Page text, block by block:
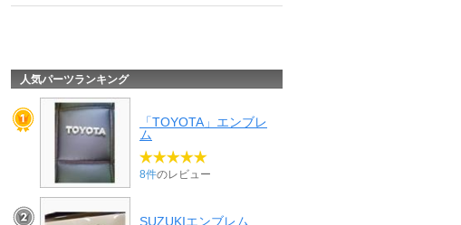
人気パーツランキング
「TOYOTA」エンブレ
ム
8件のレビュー
SUZUKIエンブレム